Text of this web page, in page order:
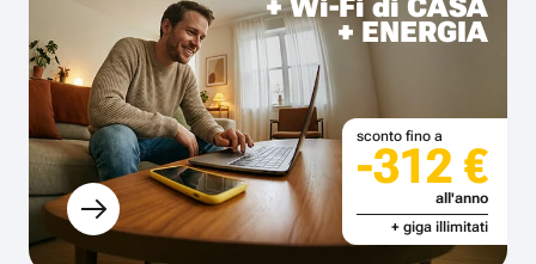
+ Wi-Fi di CASA
+ ENERGIA
sconto fino a
-312 €
all'anno
+ giga illimitati